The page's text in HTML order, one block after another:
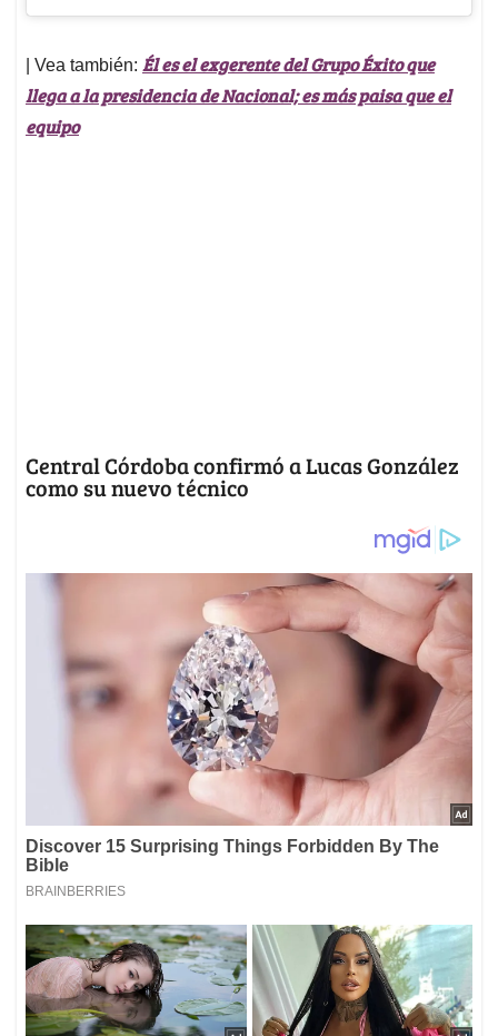
| Vea también: Él es el exgerente del Grupo Éxito que
llega a la presidencia de Nacional; es más paisa que el
equipo
Central Córdoba confirmó a Lucas González
como su nuevo técnico